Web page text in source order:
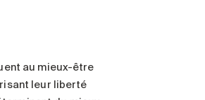
au mieux-être
leur liberté